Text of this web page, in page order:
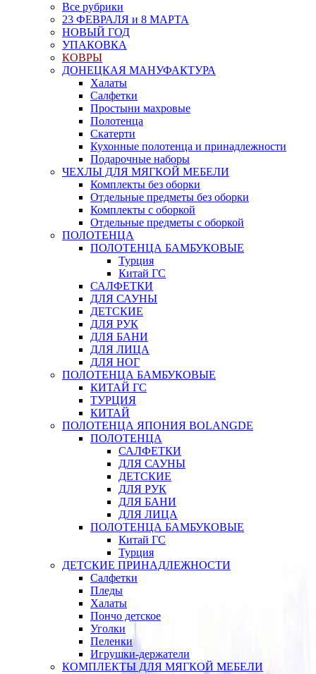
Все рубрики
23 ФЕВРАЛЯ и 8 МАРТА
НОВЫЙ ГОД
УПАКОВКА
КОВРЫ
ДОНЕЦКАЯ МАНУФАКТУРА
Халаты
Салфетки
Простыни махровые
Полотенца
Скатерти
Кухонные полотенца и принадлежности
Подарочные наборы
ЧЕХЛЫ ДЛЯ МЯГКОЙ МЕБЕЛИ
Комплекты без оборки
Отдельные предметы без оборки
Комплекты с оборкой
Отдельные предметы с оборкой
ПОЛОТЕНЦА
ПОЛОТЕНЦА БАМБУКОВЫЕ
Турция
Китай ГС
САЛФЕТКИ
ДЛЯ САУНЫ
ДЕТСКИЕ
ДЛЯ РУК
ДЛЯ БАНИ
ДЛЯ ЛИЦА
ДЛЯ НОГ
ПОЛОТЕНЦА БАМБУКОВЫЕ
КИТАЙ ГС
ТУРЦИЯ
КИТАЙ
ПОЛОТЕНЦА ЯПОНИЯ BOLANGDE
ПОЛОТЕНЦА
САЛФЕТКИ
ДЛЯ САУНЫ
ДЕТСКИЕ
ДЛЯ РУК
ДЛЯ БАНИ
ДЛЯ ЛИЦА
ПОЛОТЕНЦА БАМБУКОВЫЕ
Китай ГС
Турция
ДЕТСКИЕ ПРИНАДЛЕЖНОСТИ
Салфетки
Пледы
Халаты
Пончо детское
Уголки
Пеленки
Игрушки-держатели
КОМПЛЕКТЫ ДЛЯ МЯГКОЙ МЕБЕЛИ